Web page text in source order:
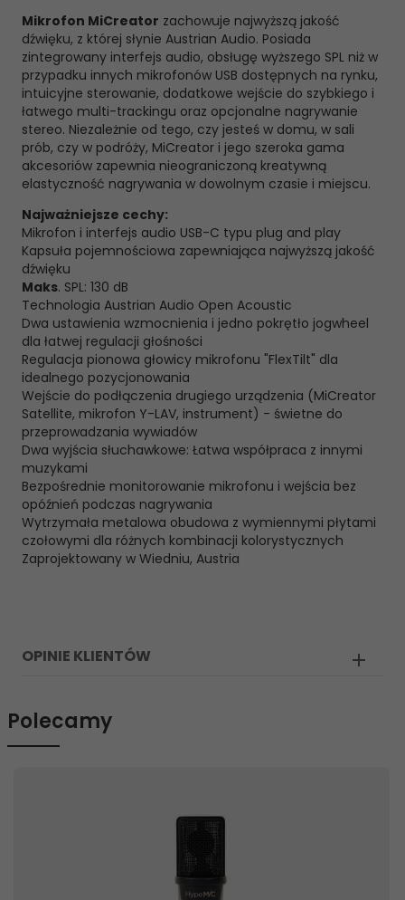
Mikrofon MiCreator zachowuje najwyższą jakość
dźwięku, z której słynie Austrian Audio. Posiada
zintegrowany interfejs audio, obsługę wyższego SPL niż w
przypadku innych mikrofonów USB dostępnych na rynku,
intuicyjne sterowanie, dodatkowe wejście do szybkiego i
łatwego multi-trackingu oraz opcjonalne nagrywanie
stereo. Niezależnie od tego, czy jesteś w domu, w sali
prób, czy w podróży, MiCreator i jego szeroka gama
akcesoriów zapewnia nieograniczoną kreatywną
elastyczność nagrywania w dowolnym czasie i miejscu.
Najważniejsze cechy:
Mikrofon i interfejs audio USB-C typu plug and play
Kapsuła pojemnościowa zapewniająca najwyższą jakość
dźwięku
Maks. SPL: 130 dB
Technologia Austrian Audio Open Acoustic
Dwa ustawienia wzmocnienia i jedno pokrętło jogwheel
dla łatwej regulacji głośności
Regulacja pionowa głowicy mikrofonu "FlexTilt" dla
idealnego pozycjonowania
Wejście do podłączenia drugiego urządzenia (MiCreator
Satellite, mikrofon Y-LAV, instrument) - świetne do
przeprowadzania wywiadów
Dwa wyjścia słuchawkowe: Łatwa współpraca z innymi
muzykami
Bezpośrednie monitorowanie mikrofonu i wejścia bez
opóźnień podczas nagrywania
Wytrzymała metalowa obudowa z wymiennymi płytami
czołowymi dla różnych kombinacji kolorystycznych
Zaprojektowany w Wiedniu, Austria
OPINIE KLIENTÓW
Polecamy